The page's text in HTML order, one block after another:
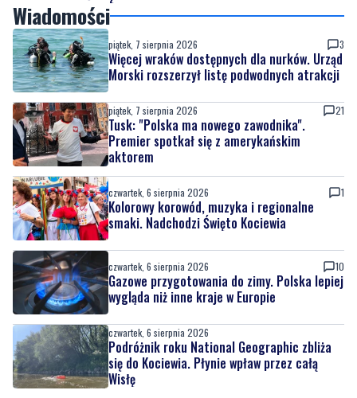
Wiadomości
piątek, 7 sierpnia 2026 3
Więcej wraków dostępnych dla nurków. Urząd
Morski rozszerzył listę podwodnych atrakcji
piątek, 7 sierpnia 2026 21
Tusk: "Polska ma nowego zawodnika".
Premier spotkał się z amerykańskim
aktorem
czwartek, 6 sierpnia 2026 1
Kolorowy korowód, muzyka i regionalne
smaki. Nadchodzi Święto Kociewia
czwartek, 6 sierpnia 2026 10
Gazowe przygotowania do zimy. Polska lepiej
wygląda niż inne kraje w Europie
czwartek, 6 sierpnia 2026
Podróżnik roku National Geographic zbliża
się do Kociewia. Płynie wpław przez całą
Wisłę